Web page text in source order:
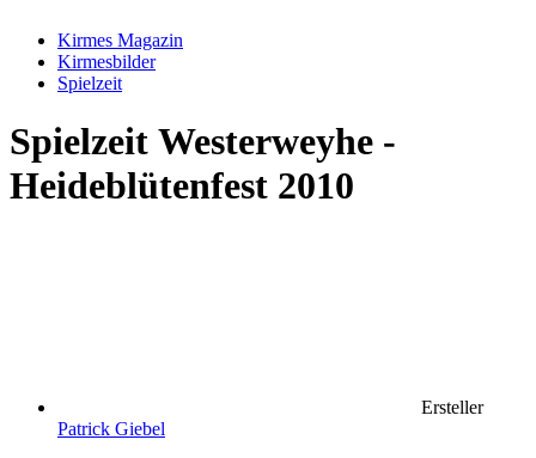
Kirmes Magazin
Kirmesbilder
Spielzeit
Spielzeit Westerweyhe -
Heideblütenfest 2010
Ersteller
Patrick Giebel